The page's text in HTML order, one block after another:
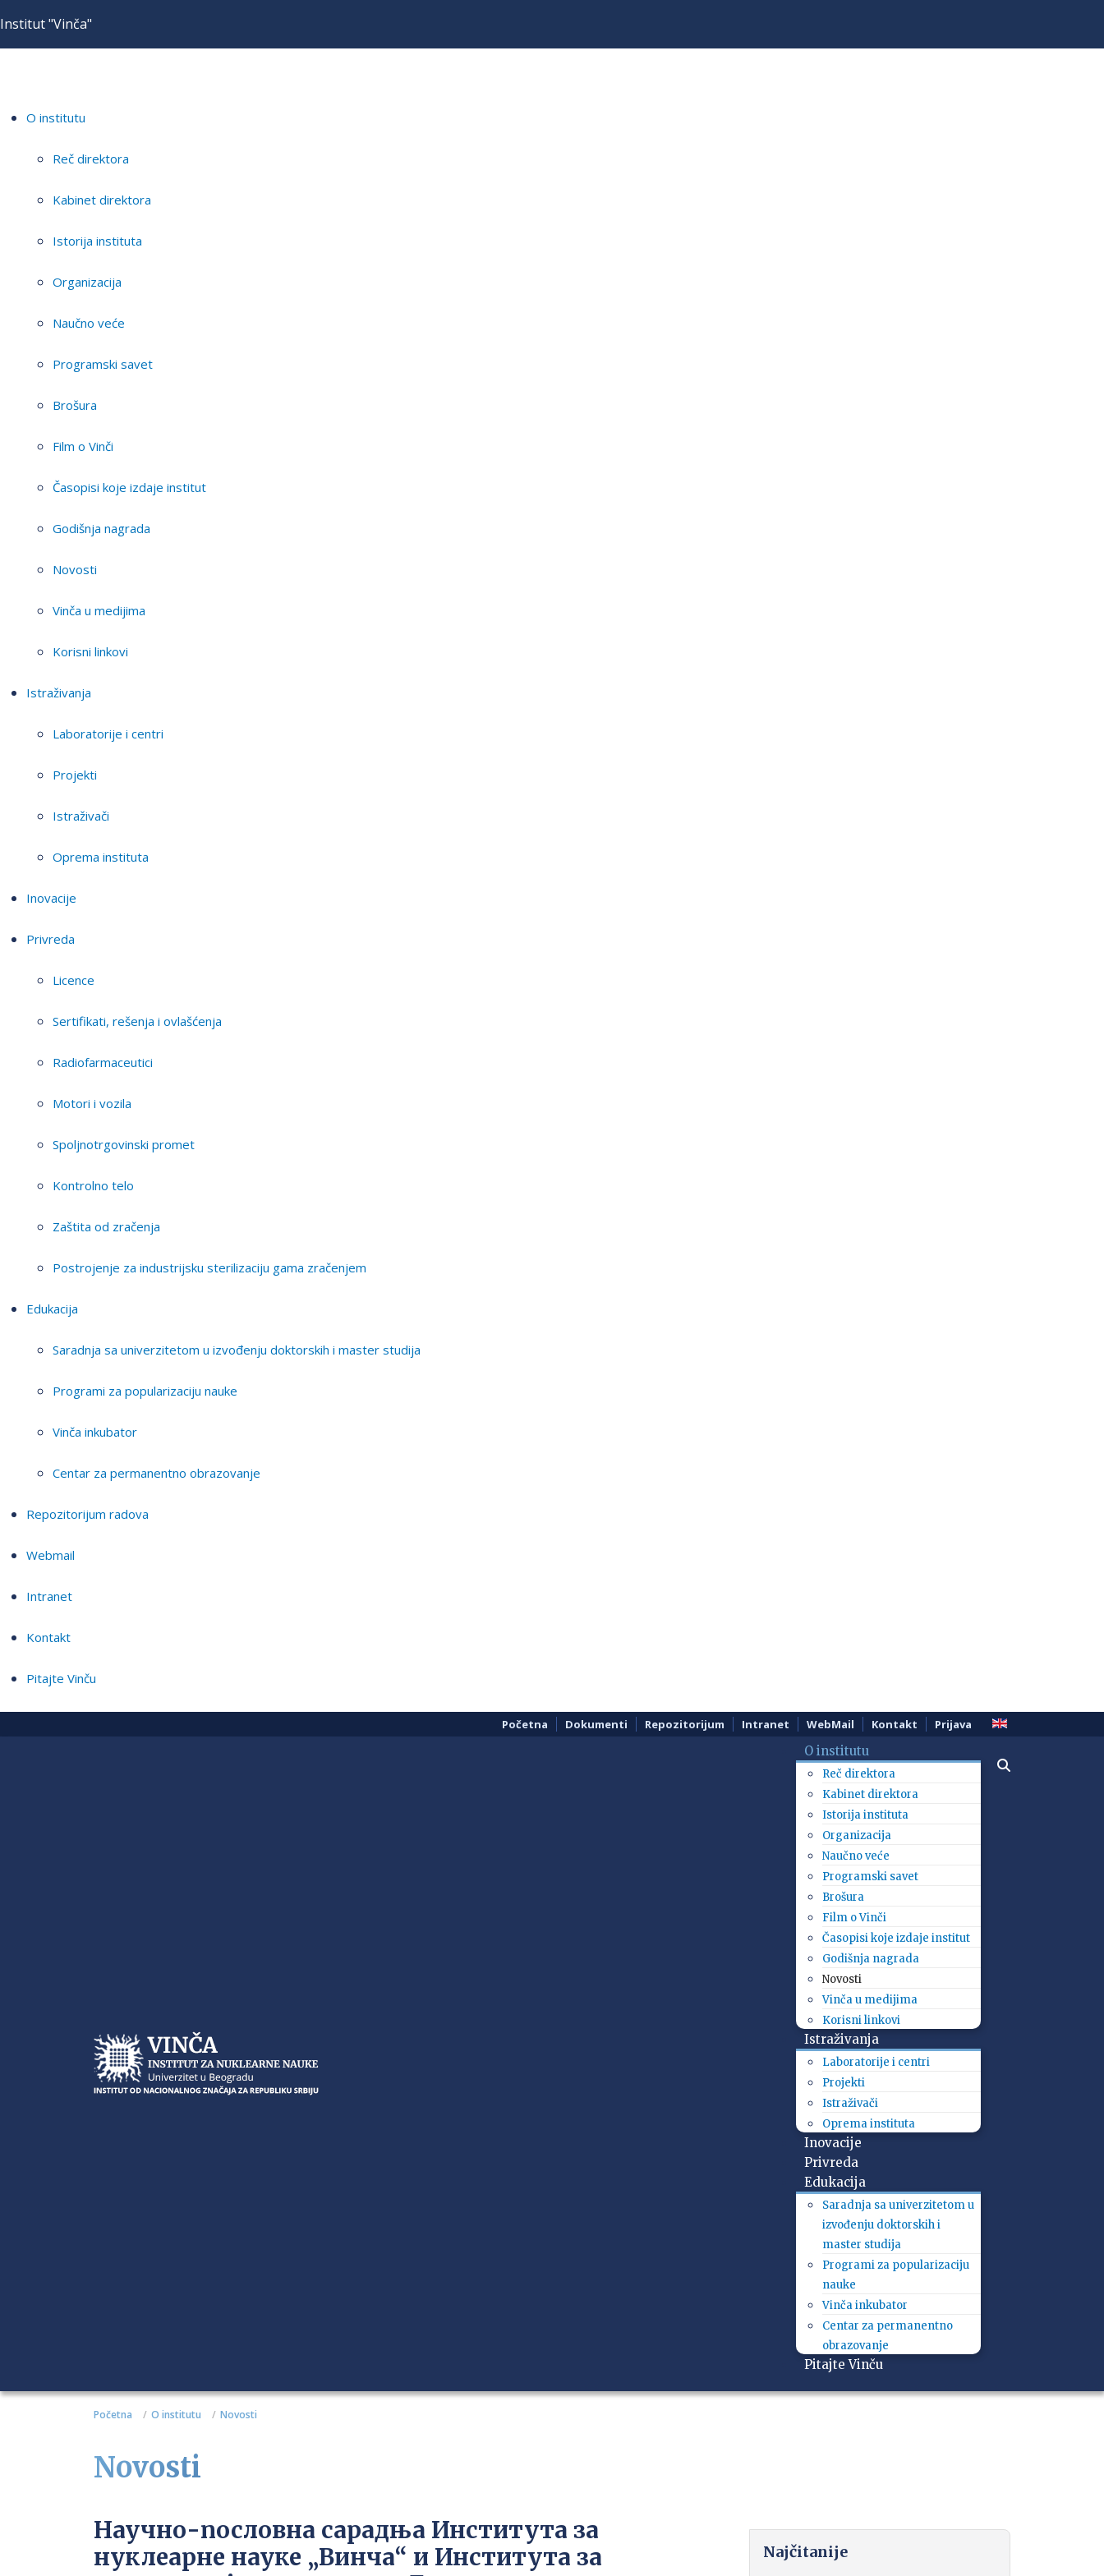
Institut "Vinča"
O institutu
Reč direktora
Kabinet direktora
Istorija instituta
Organizacija
Naučno veće
Programski savet
Brošura
Film o Vinči
Časopisi koje izdaje institut
Godišnja nagrada
Novosti
Vinča u medijima
Korisni linkovi
Istraživanja
Laboratorije i centri
Projekti
Istraživači
Oprema instituta
Inovacije
Privreda
Licence
Sertifikati, rešenja i ovlašćenja
Radiofarmaceutici
Motori i vozila
Spoljnotrgovinski promet
Kontrolno telo
Zaštita od zračenja
Postrojenje za industrijsku sterilizaciju gama zračenjem
Edukacija
Saradnja sa univerzitetom u izvođenju doktorskih i master studija
Programi za popularizaciju nauke
Vinča inkubator
Centar za permanentno obrazovanje
Repozitorijum radova
Webmail
Intranet
Kontakt
Pitajte Vinču
Početna Dokumenti Repozitorijum Intranet WebMail Kontakt Prijava
O institutu
Reč direktora
Kabinet direktora
Istorija instituta
Organizacija
Naučno veće
Programski savet
Brošura
Film o Vinči
Časopisi koje izdaje institut
Godišnja nagrada
Novosti
Vinča u medijima
Korisni linkovi
Istraživanja
Laboratorije i centri
Projekti
Istraživači
Oprema instituta
Inovacije
Privreda
Edukacija
Saradnja sa univerzitetom u
izvođenju doktorskih i
master studija
Programi za popularizaciju
nauke
Vinča inkubator
Centar za permanentno
obrazovanje
Pitajte Vinču
Početna O institutu Novosti
Novosti
Научно-пословна сарадња Института за
нуклеарне науке „Винча“ и Института за
Najčitanije